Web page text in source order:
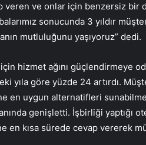
veren ve onlar için benzersiz bir
sonucunda 3 yıldır
mutluluğunu yaşıyoruz” dedi.
hizmet ağını güçlendirmeye
yıla göre yüzde 24 artırdı.
en uygun alternatifleri
genişletti. İşbirliği yaptığı
en kısa sürede cevap vererek